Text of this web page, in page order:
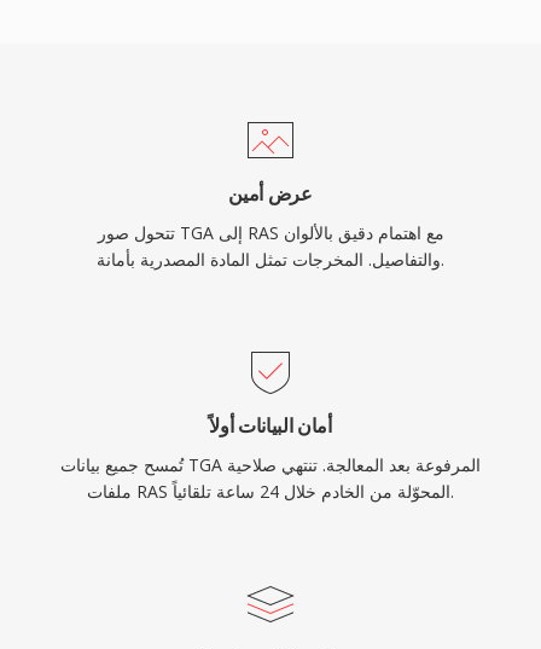
عرض أمين
تتحول صور TGA إلى RAS مع اهتمام دقيق بالألوان
والتفاصيل. المخرجات تمثل المادة المصدرية بأمانة.
أمان البيانات أولاً
تُمسح جميع بيانات TGA المرفوعة بعد المعالجة. تنتهي صلاحية
ملفات RAS المحوّلة من الخادم خلال 24 ساعة تلقائياً.